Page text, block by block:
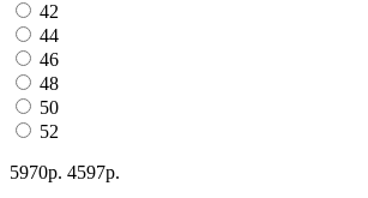
42
44
46
48
50
52
5970р. 4597р.